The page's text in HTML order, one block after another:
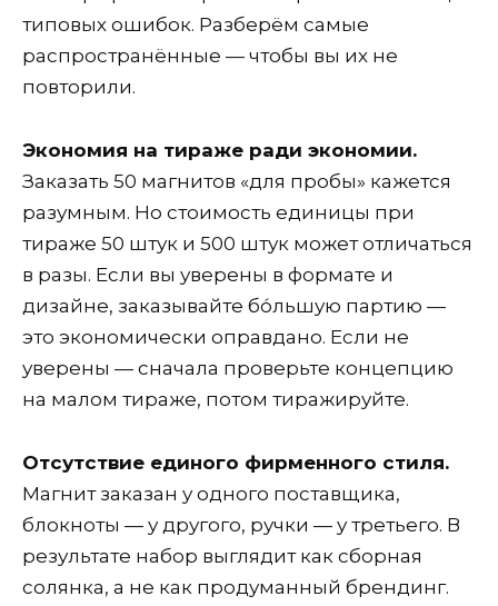
типовых ошибок. Разберём самые
распространённые — чтобы вы их не
повторили.
Экономия на тираже ради экономии.
Заказать 50 магнитов «для пробы» кажется
разумным. Но стоимость единицы при
тираже 50 штук и 500 штук может отличаться
в разы. Если вы уверены в формате и
дизайне, заказывайте бо́льшую партию —
это экономически оправдано. Если не
уверены — сначала проверьте концепцию
на малом тираже, потом тиражируйте.
Отсутствие единого фирменного стиля.
Магнит заказан у одного поставщика,
блокноты — у другого, ручки — у третьего. В
результате набор выглядит как сборная
солянка, а не как продуманный брендинг.